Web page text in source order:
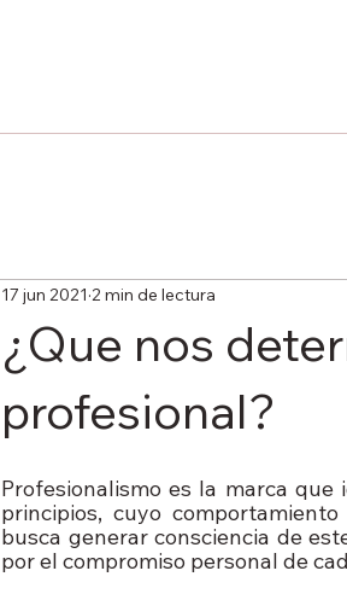
¿Que nos
profesional?
17 jun 2021 2 min de lectura
Profesionalismo es la marca
principios, cuyo
busca generar consciencia de
por el compromiso personal de